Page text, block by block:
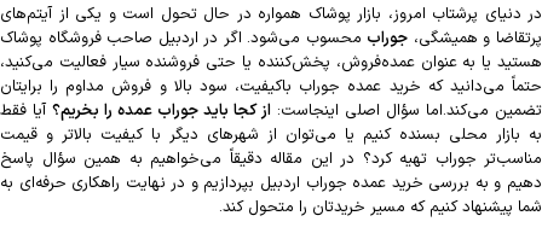
در دنیای پرشتاب امروز، بازار پوشاک همواره در حال تحول است و یکی از آیتم‌های
پرتقاضا و همیشگی، جوراب محسوب می‌شود. اگر در اردبیل صاحب فروشگاه پوشاک
هستید یا به عنوان عمده‌فروش، پخش‌کننده یا حتی فروشنده سیار فعالیت می‌کنید،
حتماً می‌دانید که خرید عمده جوراب باکیفیت، سود بالا و فروش مداوم را برایتان
تضمین می‌کند.اما سؤال اصلی اینجاست: از کجا باید جوراب عمده را بخریم؟ آیا فقط
به بازار محلی بسنده کنیم یا می‌توان از شهرهای دیگر با کیفیت بالاتر و قیمت
مناسب‌تر جوراب تهیه کرد؟ در این مقاله دقیقاً می‌خواهیم به همین سؤال پاسخ
دهیم و به بررسی خرید عمده جوراب اردبیل بپردازیم و در نهایت راهکاری حرفه‌ای به
شما پیشنهاد کنیم که مسیر خریدتان را متحول کند.